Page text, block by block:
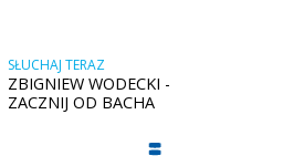
SŁUCHAJ TERAZ
ZBIGNIEW WODECKI -
ZACZNIJ OD BACHA